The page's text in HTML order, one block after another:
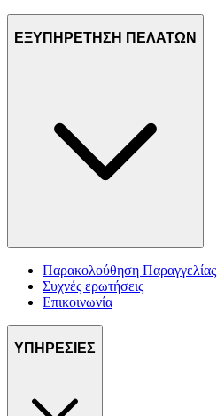
ΕΞΥΠΗΡΕΤΗΣΗ ΠΕΛΑΤΩΝ
Παρακολούθηση Παραγγελίας
Συχνές ερωτήσεις
Επικοινωνία
ΥΠΗΡΕΣΙΕΣ